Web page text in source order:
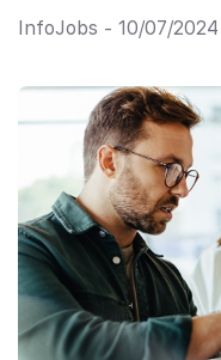
InfoJobs - 10/07/2024